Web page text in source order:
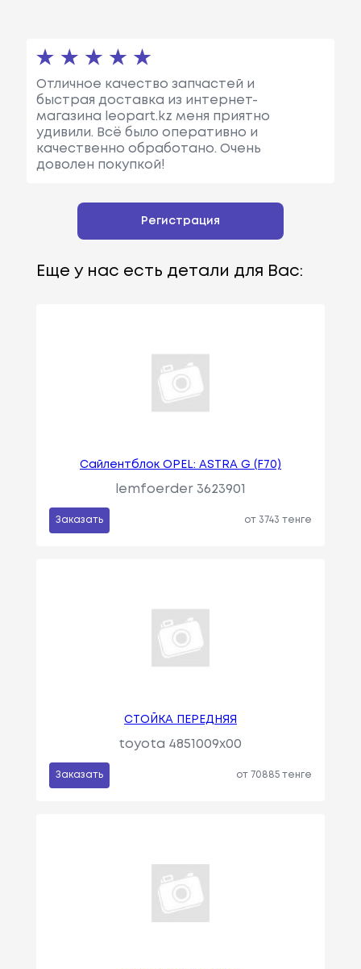
Отличное качество запчастей и
быстрая доставка из интернет-
магазина leopart.kz меня приятно
удивили. Всё было оперативно и
качественно обработано. Очень
доволен покупкой!
Регистрация
Еще у нас есть детали для Вас:
Сайлентблок OPEL: ASTRA G (F70)
lemfoerder 3623901
Заказать от 3743 тенге
СТОЙКА ПЕРЕДНЯЯ
toyota 4851009x00
Заказать от 70885 тенге